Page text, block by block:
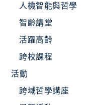
人機智能與哲學
智齡講堂
活躍高齡
跨校課程
活動
跨域哲學講座